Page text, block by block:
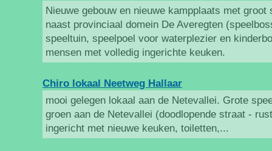
Nieuwe gebouw en nieuwe kampplaats met groot
naast provinciaal domein De Averegten
speeltuin, speelpoel voor waterplezier en
mensen met volledig ingerichte keuken.
Chiro lokaal Neetweg Hallaar
mooi gelegen lokaal aan de Netevallei. Grote
groen aan de Netevallei (doodlopende straat -
ingericht met nieuwe keuken, toiletten,...